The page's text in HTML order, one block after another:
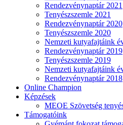
Rendezvénynaptár 2021
Tenyészszemle 2021
Rendezvénynaptár 2020
Tenyészszemle 2020
Nemzeti kutyafajtáink
Rendezvénynaptár 2019
Tenyészszemle 2019
Nemzeti kutyafajtáink
Rendezvénynaptár 2018
Online Champion
Képzések
MEOE Szövetség
Támogatóink